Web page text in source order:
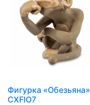
Фигурка «Обезьяна»
CXFIO7